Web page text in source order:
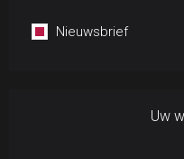
Nieuwsbrief
Uw